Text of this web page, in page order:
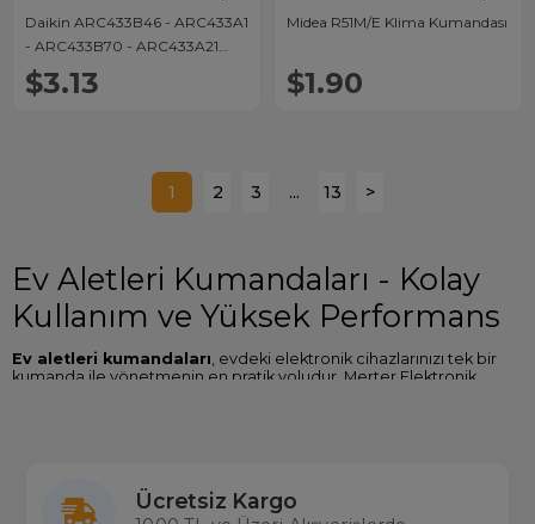
Daikin ARC433B46 - ARC433A1
- ARC433B70 - ARC433A21
Klima Kumandası
$3.13
Midea R51M/E Klima Kumandası
$1.90
1 2 3 ... 13 >
Ev Aletleri Kumandaları - Kolay
Kullanım ve Yüksek Performans
Ev aletleri kumandaları , evdeki elektronik cihazlarınızı tek bir
kumanda ile yönetmenin en pratik yoludur. Merter Elektronik
Ev Aletleri Kumandası Ne İşe Yarar?
Ücretsiz Kargo